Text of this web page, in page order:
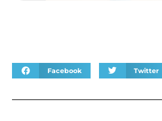
Facebook Twitter